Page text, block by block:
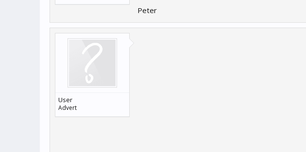
Peter
User
Advert